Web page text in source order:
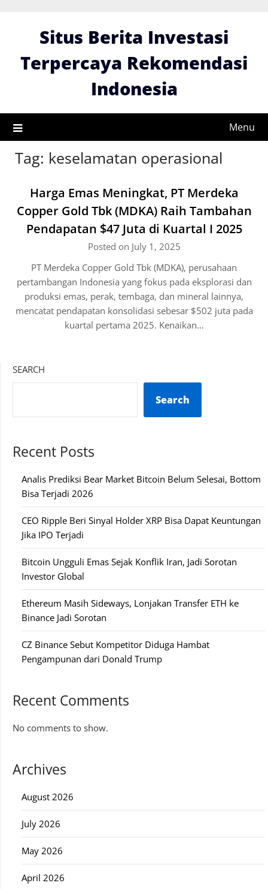
Situs Berita Investasi
Terpercaya Rekomendasi
Indonesia
Menu
Tag: keselamatan operasional
Harga Emas Meningkat, PT Merdeka
Copper Gold Tbk (MDKA) Raih Tambahan
Pendapatan $47 Juta di Kuartal I 2025
Posted on July 1, 2025
PT Merdeka Copper Gold Tbk (MDKA), perusahaan
pertambangan Indonesia yang fokus pada eksplorasi dan
produksi emas, perak, tembaga, dan mineral lainnya,
mencatat pendapatan konsolidasi sebesar $502 juta pada
kuartal pertama 2025. Kenaikan…
SEARCH
Search
Recent Posts
Analis Prediksi Bear Market Bitcoin Belum Selesai, Bottom
Bisa Terjadi 2026
CEO Ripple Beri Sinyal Holder XRP Bisa Dapat Keuntungan
Jika IPO Terjadi
Bitcoin Ungguli Emas Sejak Konflik Iran, Jadi Sorotan
Investor Global
Ethereum Masih Sideways, Lonjakan Transfer ETH ke
Binance Jadi Sorotan
CZ Binance Sebut Kompetitor Diduga Hambat
Pengampunan dari Donald Trump
Recent Comments
No comments to show.
Archives
August 2026
July 2026
May 2026
April 2026